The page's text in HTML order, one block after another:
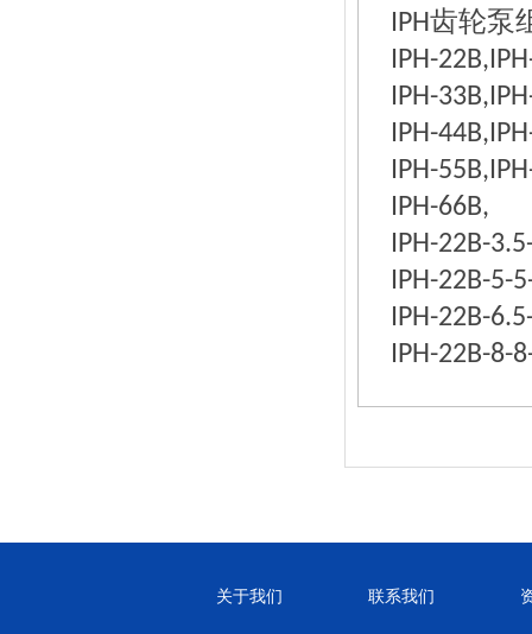
IPH齿轮泵
IPH-
IPH-
IPH-
IPH-
IPH-66B,
IPH-22B-
IPH-22B-5-
IPH-22B-
IPH-22B-8-
关于我们 联系我们